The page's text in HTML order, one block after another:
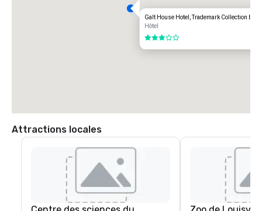
Galt House Hotel, Trademark Collection by
Hôtel
3 sur 5
Attractions locales